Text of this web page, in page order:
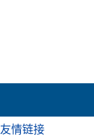
友情链接